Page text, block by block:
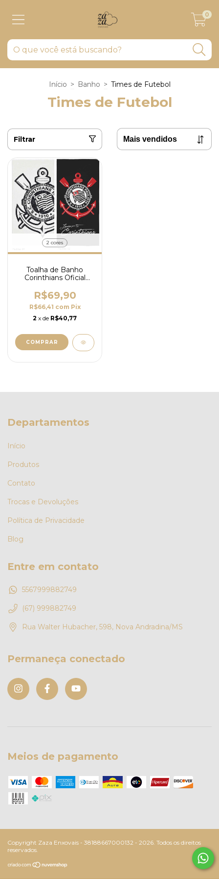
0
Início > Banho > Times de Futebol
Times de Futebol
Filtrar
2 cores
Toalha de Banho
Corinthians Oficial
Lepper
R$69,90
R$66,41 com Pix
2 x de R$40,77
COMPRAR
Departamentos
Início
Produtos
Contato
Trocas e Devoluções
Política de Privacidade
Blog
Entre em contato
5567999882749
(67) 999882749
Rua Walter Hubacher, 598, Nova Andradina/MS
Permaneça conectado
Meios de pagamento
Copyright Zaza Enxovais - 38188667000132 - 2026. Todos os direitos
reservados.